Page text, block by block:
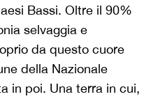
Bassi. Oltre il 90%
selvaggia e
da questo cuore
della Nazionale
in poi. Una terra in cui,